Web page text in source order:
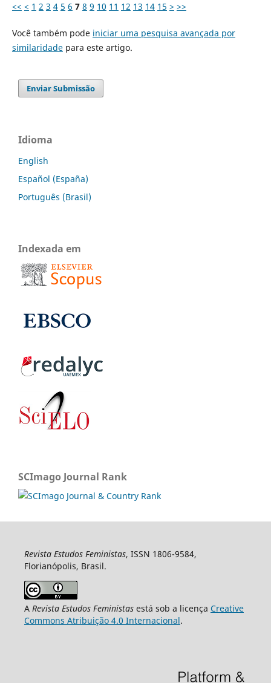
<< < 1 2 3 4 5 6 7 8 9 10 11 12 13 14 15 > >>
Você também pode iniciar uma pesquisa avançada por
similaridadepara este artigo.
Enviar Submissão
Idioma
English
Español (España)
Português (Brasil)
Indexada em
SCImago Journal Rank
Revista Estudos Feministas, ISSN 1806-9584,
Florianópolis, Brasil.
A Revista Estudos Feministasestá sob a licença Creative
Commons Atribuição 4.0 Internacional.